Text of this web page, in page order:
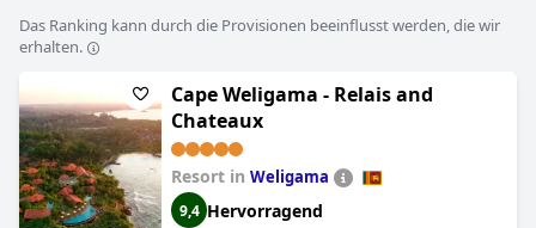
Das Ranking kann durch die Provisionen beeinflusst werden, die wir
erhalten.
Cape Weligama - Relais and
Chateaux
Resort in Weligama
9,4 Hervorragend